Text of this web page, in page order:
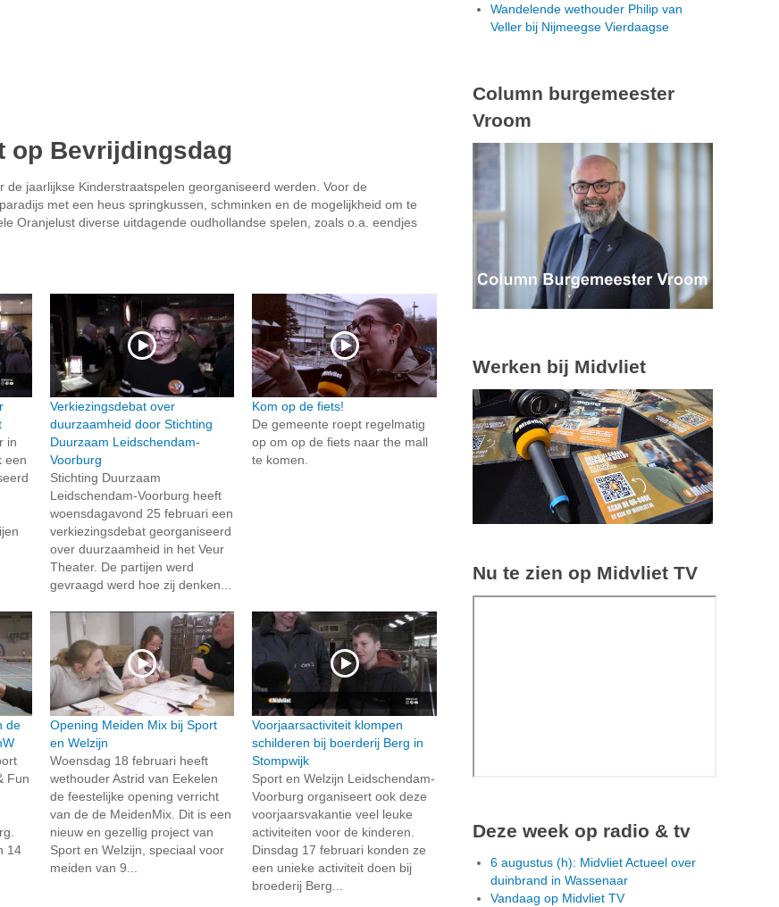
op Bevrijdingsdag
jaarlijkse Kinderstraatspelen georganiseerd werden. Voor de
met een heus springkussen, schminken en de mogelijkheid om te
Oranjelust diverse uitdagende oudhollandse spelen, zoals o.a. eendjes
in
een
Verkiezingsdebat over
duurzaamheid door Stichting
Duurzaam Leidschendam-
Voorburg
Stichting Duurzaam
Leidschendam-Voorburg heeft
woensdagavond 25 februari een
verkiezingsdebat georganiseerd
over duurzaamheid in het Veur
Theater. De partijen werd
gevraagd werd hoe zij denken...
Kom op de fiets!
De gemeente roept regelmatig
op om op de fiets naar the mall
te komen.
de
Fun
14
Opening Meiden Mix bij Sport
en Welzijn
Woensdag 18 februari heeft
wethouder Astrid van Eekelen
de feestelijke opening verricht
van de de MeidenMix. Dit is een
nieuw en gezellig project van
Sport en Welzijn, speciaal voor
meiden van 9...
Voorjaarsactiviteit klompen
schilderen bij boerderij Berg in
Stompwijk
Sport en Welzijn Leidschendam-
Voorburg organiseert ook deze
voorjaarsvakantie veel leuke
activiteiten voor de kinderen.
Dinsdag 17 februari konden ze
een unieke activiteit doen bij
broederij Berg...
Wandelende wethouder Philip van
Veller bij Nijmeegse Vierdaagse
Column burgemeester
Vroom
Werken bij Midvliet
Nu te zien op Midvliet TV
Deze week op radio & tv
6 augustus (h): Midvliet Actueel over
duinbrand in Wassenaar
Vandaag op Midvliet TV